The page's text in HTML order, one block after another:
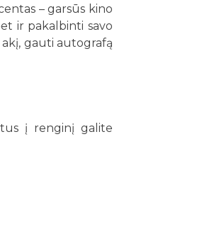
– garsūs kino
ir pakalbinti savo
gauti autografą
į renginį galite